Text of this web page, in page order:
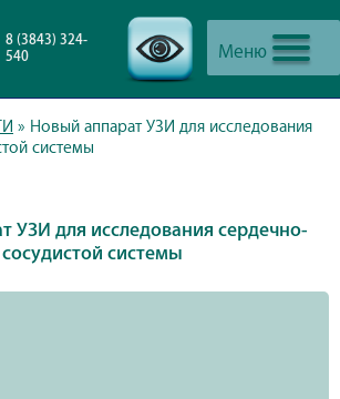
Меню
8 (3843) 324-
540
» Новый аппарат УЗИ для исследования
системы
УЗИ для исследования сердечно-
сосудистой системы